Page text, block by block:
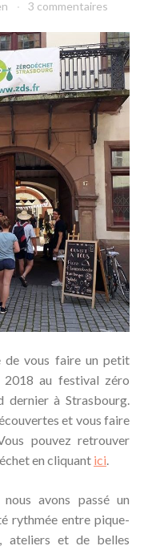
3 commentaires
de vous faire un petit
au festival zéro
dernier à Strasbourg.
et vous faire
pouvez retrouver
en cliquant ici.
avons passé un
rythmée entre pique-
ateliers et de belles